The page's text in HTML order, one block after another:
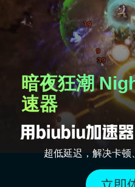
暗夜狂潮
速器
超低延迟，解决卡